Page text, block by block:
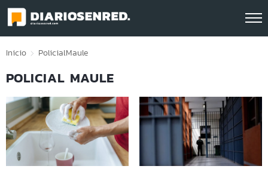
Click acá para ir directamente al contenido
Inicio PolicialMaule
POLICIAL MAULE